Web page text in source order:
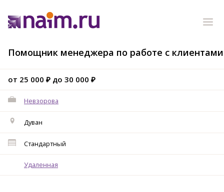
Помощник менеджера по работе с клиентами
от 25 000 ₽ до 30 000 ₽
Невзорова
Дуван
Стандартный
Удаленная